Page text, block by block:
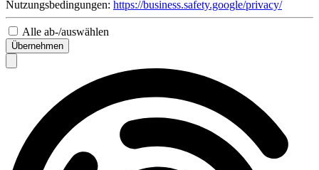
Nutzungsbedingungen: https://business.safety.google/privacy/
Alle ab-/auswählen
Übernehmen